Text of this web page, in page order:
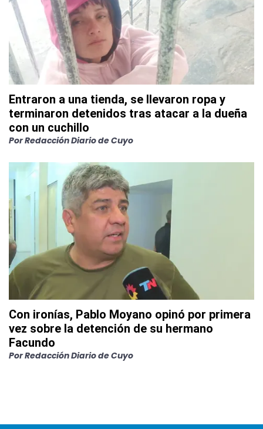
Entraron a una tienda, se llevaron ropa y
terminaron detenidos tras atacar a la dueña
con un cuchillo
PorRedacción Diario de Cuyo
Con ironías, Pablo Moyano opinó por primera
vez sobre la detención de su hermano
Facundo
PorRedacción Diario de Cuyo